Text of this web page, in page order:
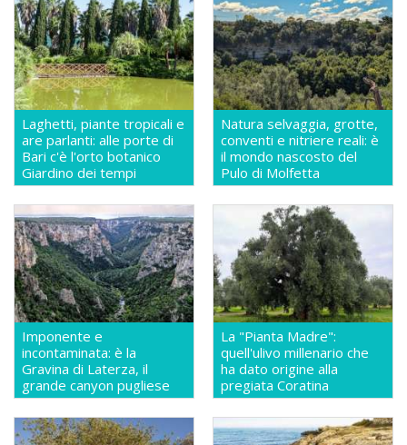
Laghetti, piante tropicali e
are parlanti: alle porte di
Bari c'è l'orto botanico
Giardino dei tempi
Natura selvaggia, grotte,
conventi e nitriere reali: è
il mondo nascosto del
Pulo di Molfetta
Imponente e
incontaminata: è la
Gravina di Laterza, il
grande canyon pugliese
La "Pianta Madre":
quell'ulivo millenario che
ha dato origine alla
pregiata Coratina